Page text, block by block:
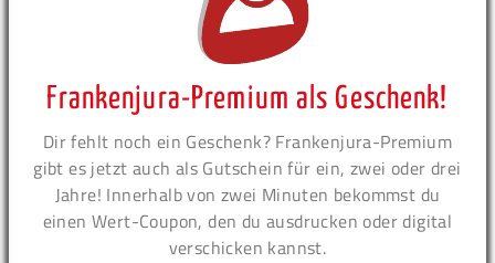
Frankenjura-Premium als Geschenk!
Dir fehlt noch ein Geschenk? Frankenjura-Premium
gibt es jetzt auch als Gutschein für ein, zwei oder drei
Jahre! Innerhalb von zwei Minuten bekommst du
einen Wert-Coupon, den du ausdrucken oder digital
verschicken kannst.